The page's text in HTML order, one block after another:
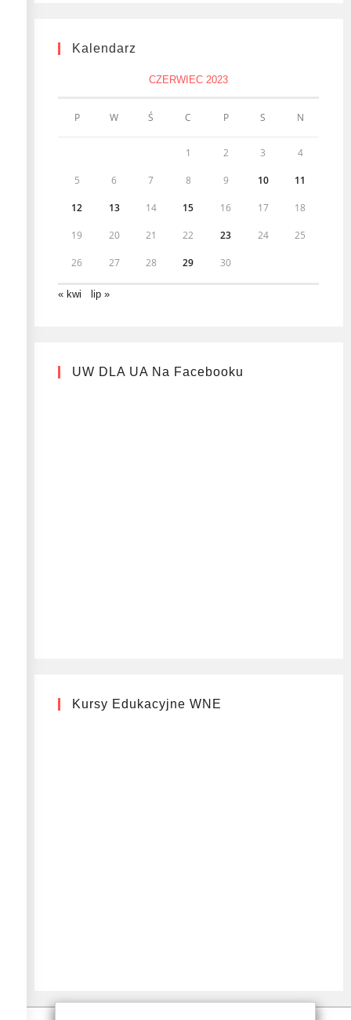
Kalendarz
CZERWIEC 2023
P W Ś C P S N
1 2 3 4
5 6 7 8 9 10 11
12 13 14 15 16 17 18
19 20 21 22 23 24 25
26 27 28 29 30
« kwi lip »
UW DLA UA Na Facebooku
Kursy Edukacyjne WNE